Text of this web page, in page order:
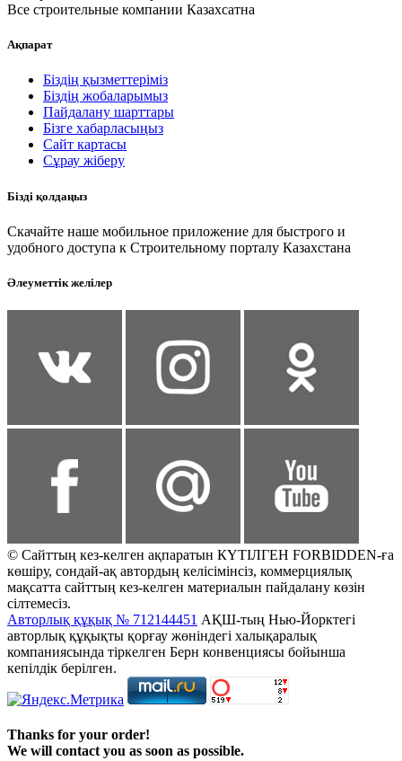
Все строительные компании Казахсатна
Ақпарат
Біздің қызметтеріміз
Біздің жобаларымыз
Пайдалану шарттары
Бізге хабарласыңыз
Сайт картасы
Сұрау жіберу
Бізді қолдаңыз
Скачайте наше мобильное приложение для быстрого и
удобного доступа к Строительному порталу Казахстана
Әлеуметтік желілер
© Сайттың кез-келген ақпаратын КҮТІЛГЕН FORBIDDEN-ға
көшіру, сондай-ақ автордың келісімінсіз, коммерциялық
мақсатта сайттың кез-келген материалын пайдалану көзін
сілтемесіз.
Авторлық құқық № 712144451 АҚШ-тың Нью-Йорктегі
авторлық құқықты қорғау жөніндегі халықаралық
компаниясында тіркелген Берн конвенциясы бойынша
кепілдік берілген.
Thanks for your order!
We will contact you as soon as possible.